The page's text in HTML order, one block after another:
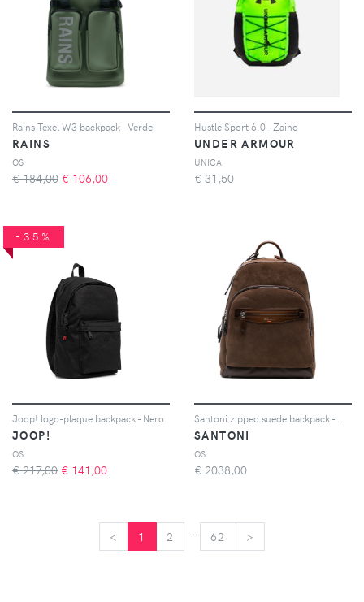
Rains Texel W3 backpack - Verde
RAINS
OS
€ 184,00 € 106,00
Hustle Sport 6.0 - Zaino
UNDER ARMOUR
UNICA
€ 31,50
-35%
Joop! logo-plaque backpack - Nero
JOOP!
OS
€ 217,00 € 141,00
SANTONI
OS
€ 2038,00
< 1 2 62 >